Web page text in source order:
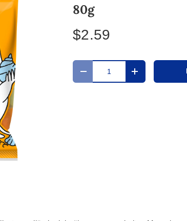
80g
$2.59
Määrä
Translation missing:
Translation